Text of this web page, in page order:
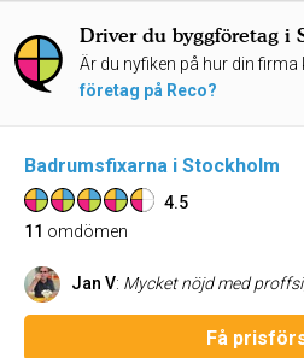
Driver du byggföretag i
Är du nyfiken på hur din firma
företag på Reco?
Badrumsfixarna i Stockholm
4.5
11 omdömen
Jan V: Mycket nöjd med proffsigt & engagerat bemötande. Vi helrenoverade både badrum & gästtoalett. Arbetsledare
Få